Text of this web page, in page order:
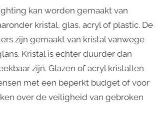
kan worden gemaakt van
kristal, glas, acryl of plastic. De
zijn gemaakt van kristal vanwege
Kristal is echter duurder dan
zijn. Glazen of acryl kristallen
met een beperkt budget of voor
over de veiligheid van gebroken